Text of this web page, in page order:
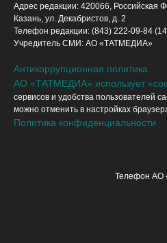
Адрес редакции: 420066, Российская
Казань, ул. Декабристов, д. 2
Телефон редакции: (843) 222-09-84
Учредитель СМИ: АО «ТАТМЕДИА»
Антикоррупционная политика
АО «ТАТМЕДИА» использует
сервисов и удобства пользователей
можно отменить в настройках
Политика конфиденциальности
Телефон АО